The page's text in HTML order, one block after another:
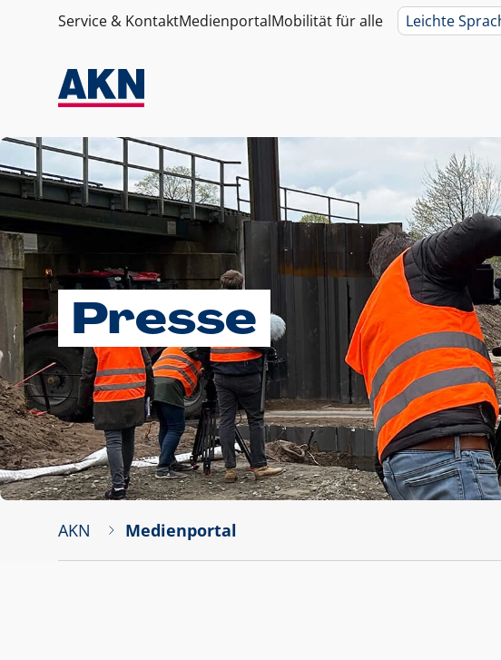
Service & KontaktMedienportalMobilität für alle Leichte
Presse
AKN Medienportal